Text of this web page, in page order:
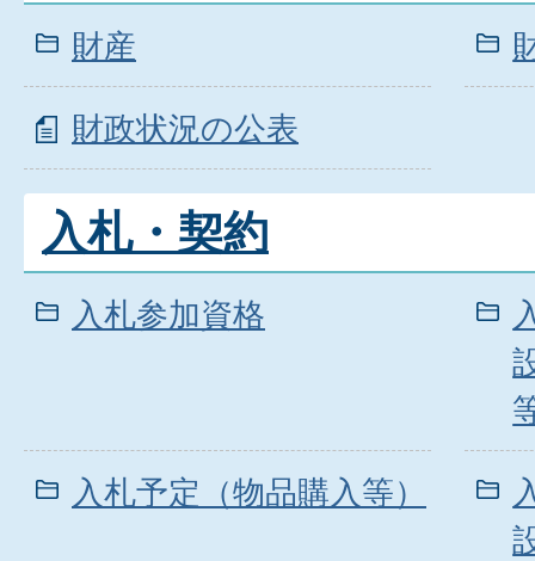
財産
財政状況の公表
入札・契約
入札参加資格
入札予定（物品購入等）